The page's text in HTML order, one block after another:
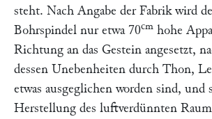
steht. Nach Angabe der Fabrik wird
Bohrspindel nur etwa 70cm hohe
Richtung an das Gestein angesetzt,
dessen Unebenheiten durch Thon,
etwas ausgeglichen worden sind, und
Herstellung des luftverdünnten